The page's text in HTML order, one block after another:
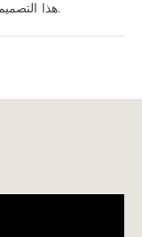
هذا التصميم يجسد تواصلًا أثيريًا بين الأرض والأزياء الراقية.